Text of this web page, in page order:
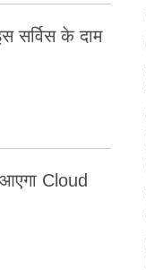
सर्विस के दाम
Cloud